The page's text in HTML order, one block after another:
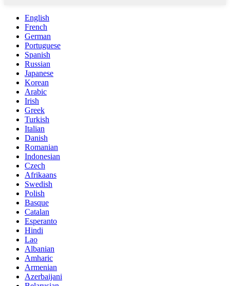
English
French
German
Portuguese
Spanish
Russian
Japanese
Korean
Arabic
Irish
Greek
Turkish
Italian
Danish
Romanian
Indonesian
Czech
Afrikaans
Swedish
Polish
Basque
Catalan
Esperanto
Hindi
Lao
Albanian
Amharic
Armenian
Azerbaijani